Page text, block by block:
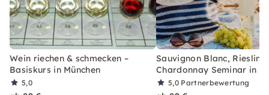
Wein riechen & schmecken –
Basiskurs in München
5,0
Sauvignon Blanc, Riesling
Chardonnay Seminar in
5,0 Partnerbewertung